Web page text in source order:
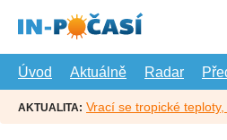
hlavní
Úvod
Aktuálně Radar
AKTUALITA: Vrací se tropické